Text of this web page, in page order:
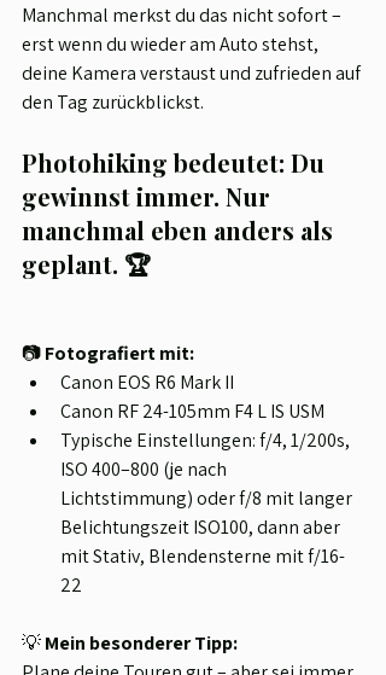
Manchmal merkst du das nicht sofort –
erst wenn du wieder am Auto stehst,
deine Kamera verstaust und zufrieden auf
den Tag zurückblickst.
Photohiking bedeutet: Du
gewinnst immer. Nur
manchmal eben anders als
geplant. 🏆
📷 Fotografiert mit:
Canon EOS R6 Mark II
Canon RF 24-105mm F4 L IS USM
Typische Einstellungen: f/4, 1/200s,
ISO 400–800 (je nach
Lichtstimmung) oder f/8 mit langer
Belichtungszeit ISO100, dann aber
mit Stativ, Blendensterne mit f/16-
22
💡 Mein besonderer Tipp: